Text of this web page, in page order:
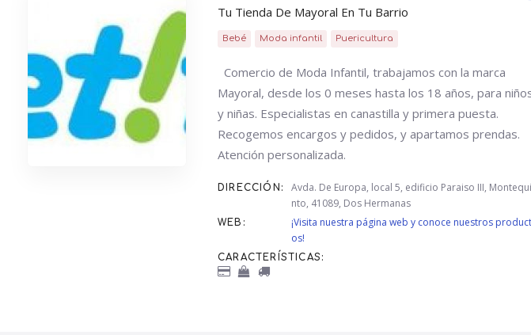
Tu Tienda De Mayoral En Tu Barrio
Bebé Moda infantil Puericultura
Comercio de Moda Infantil, trabajamos con la marca
Mayoral, desde los 0 meses hasta los 18 años, para
y niñas. Especialistas en canastilla y primera puesta.
Recogemos encargos y pedidos, y apartamos prendas.
Atención personalizada.
DIRECCIÓN:
Avda. De Europa, local 5, edificio Paraiso III, Montequi
nto, 41089, Dos Hermanas
WEB:
¡Visita nuestra página web y conoce nuestros product
os!
CARACTERÍSTICAS: